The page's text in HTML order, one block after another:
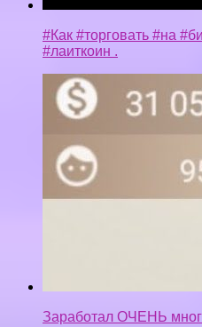
Заработал ОЧЕНЬ
смартфон | Создание
tycoon)